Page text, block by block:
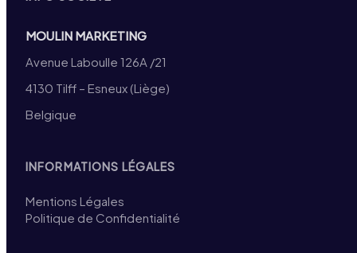
MOULIN MARKETING
Avenue Laboulle 126A /21
4130 Tilff – Esneux (Liège)
Belgique
INFORMATIONS LÉGALES
Mentions Légales
Politique de Confidentialité